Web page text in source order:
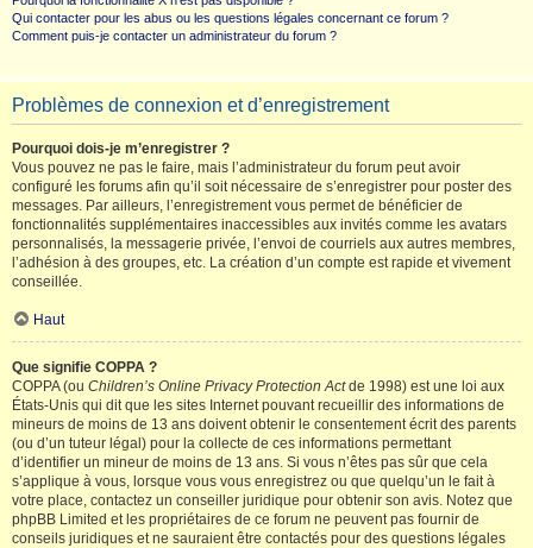
Qui contacter pour les abus ou les questions légales concernant ce forum ?
Comment puis-je contacter un administrateur du forum ?
Problèmes de connexion et d’enregistrement
Pourquoi dois-je m’enregistrer ?
Vous pouvez ne pas le faire, mais l’administrateur du forum peut avoir
configuré les forums afin qu’il soit nécessaire de s’enregistrer pour poster des
messages. Par ailleurs, l’enregistrement vous permet de bénéficier de
fonctionnalités supplémentaires inaccessibles aux invités comme les avatars
personnalisés, la messagerie privée, l’envoi de courriels aux autres membres,
l’adhésion à des groupes, etc. La création d’un compte est rapide et vivement
conseillée.
Haut
Que signifie COPPA ?
COPPA (ou Children’s Online Privacy Protection Actde 1998) est une loi aux
États-Unis qui dit que les sites Internet pouvant recueillir des informations de
mineurs de moins de 13 ans doivent obtenir le consentement écrit des parents
(ou d’un tuteur légal) pour la collecte de ces informations permettant
d’identifier un mineur de moins de 13 ans. Si vous n’êtes pas sûr que cela
s’applique à vous, lorsque vous vous enregistrez ou que quelqu’un le fait à
votre place, contactez un conseiller juridique pour obtenir son avis. Notez que
phpBB Limited et les propriétaires de ce forum ne peuvent pas fournir de
conseils juridiques et ne sauraient être contactés pour des questions légales